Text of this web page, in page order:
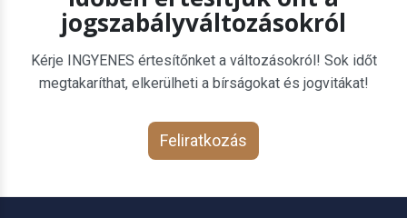
jogszabályváltozásokról
Kérje INGYENES értesítőnket a változásokról! Sok időt
megtakaríthat, elkerülheti a bírságokat és jogvitákat!
Feliratkozás